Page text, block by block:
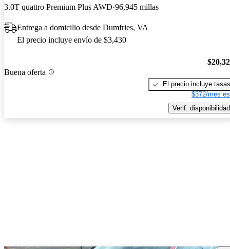
3.0T quattro Premium Plus AWD 96,945 millas
Entrega a domicilio desde Dumfries, VA
El precio incluye envío de $3,430
Buena oferta
El precio incluye tasas
$372/mes
Verif. disponibilidad